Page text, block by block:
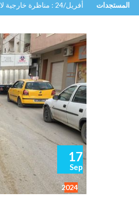
المستجدات أفريل/24 : مناظرة خارجية لانتداب عملة لفائدة بلدية طبلبة
17
Sep
2024